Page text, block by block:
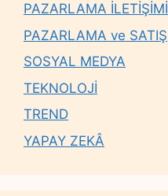
PAZARLAMA İLETİŞİMİ
PAZARLAMA ve SATIŞ
SOSYAL MEDYA
TEKNOLOJİ
TREND
YAPAY ZEKÂ